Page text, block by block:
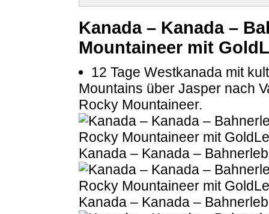
Kanada – Kanada –
Mountaineer mit
12 Tage Westkanada mit
Mountains über Jasper nach
Rocky Mountaineer.
Kanada – Kanada –
Kanada – Kanada –